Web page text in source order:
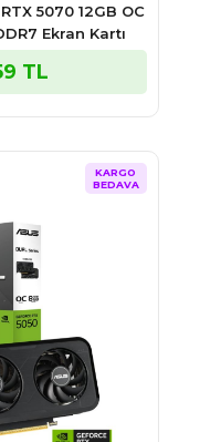
5070 12GB OC
Ekran Kartı
TL
KARGO
BEDAVA